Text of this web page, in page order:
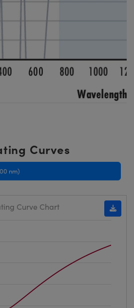
Curves
nm)
Curve Chart